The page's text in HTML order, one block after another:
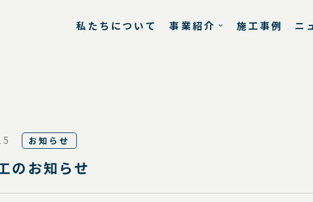
私たちについて 事業紹介 施工事例 ニ
お知らせ
のお知らせ